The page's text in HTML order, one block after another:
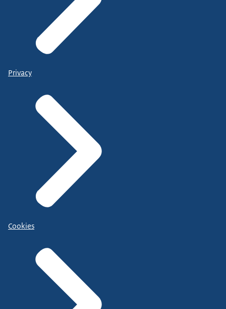
Privacy
Cookies